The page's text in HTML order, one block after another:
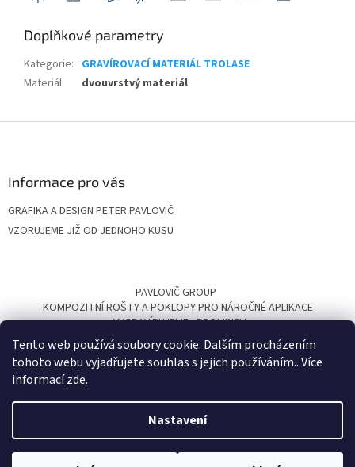
Tento web používá soubory cookie. Dalším procházením
tohoto webu vyjadřujete souhlas s jejich používáním.. Více
informacízde.
Nastavení
Doplňkové parametry
Kategorie: GRAVÍROVACÍ MATERIÁL TROLASE
Materiál: dvouvrstvý materiál
Informace pro vás
GRAFIKA A DESIGN PETER PAVLOVIČ
VZORUJEME JIŽ OD JEDNOHO KUSU
PAVLOVIČ GROUP
KOMPOZITNÍ ROŠTY A POKLOPY PRO NÁROČNÉ APLIKACE
VYGRAVÍRUJEME PROMINELI
Vytvořil Shoptet